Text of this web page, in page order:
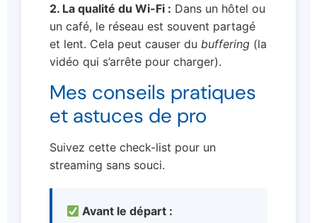
2. La qualité du Wi-Fi : Dans un hôtel ou
un café, le réseau est souvent partagé
et lent. Cela peut causer du buffering (la
vidéo qui s’arrête pour charger).
Mes conseils pratiques
et astuces de pro
Suivez cette check-list pour un
streaming sans souci.
Avant le départ :